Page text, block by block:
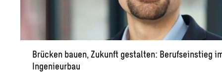
Brücken bauen, Zukunft gestalten: Berufseinstieg
Ingenieurbau